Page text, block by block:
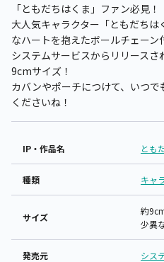
「ともだちはくま」ファン必見！
大人気キャラクター「ともだち
なハートを抱えたボールチェーン
システムサービスからリリース
9cmサイズ！
カバンやポーチにつけて、いつ
くださいね！
IP・作品名 とも
種類 キャ
サイズ
約
少異
発売元 シス